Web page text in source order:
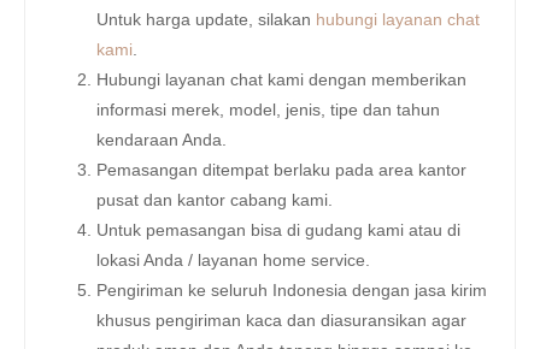
Untuk harga update, silakan hubungi layanan chat
kami
Hubungi layanan chat kami dengan memberikan
informasi merek, model, jenis, tipe dan tahun
kendaraan Anda.
Pemasangan ditempat berlaku pada area kantor
pusat dan kantor cabang kami.
Untuk pemasangan bisa di gudang kami atau di
lokasi Anda / layanan home service.
Pengiriman ke seluruh Indonesia dengan jasa kirim
khusus pengiriman kaca dan diasuransikan agar